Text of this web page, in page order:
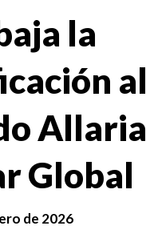
la
al
Allaria
Global
de 2026